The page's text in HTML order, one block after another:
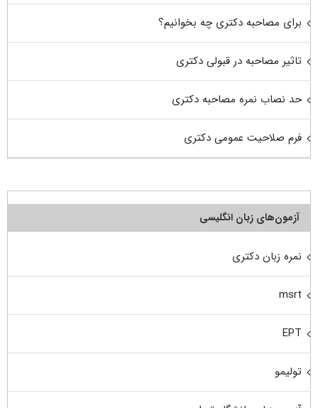
برای مصاحبه دکتری چه بخوانیم؟
تاثیر مصاحبه در قبولی دکتری
حد نصاب نمره مصاحبه دکتری
فرم صلاحیت عمومی دکتری
آزمون‌های زبان انگلیسی
نمره زبان دکتری
msrt
EPT
تولیمو